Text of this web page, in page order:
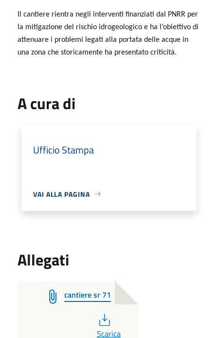
Il cantiere rientra negli interventi finanziati dal PNRR per
la mitigazione del rischio idrogeologico e ha l’obiettivo di
attenuare i problemi legati alla portata delle acque in
una zona che storicamente ha presentato criticità.
A cura di
Ufficio Stampa
VAI ALLA PAGINA
Allegati
cantiere sr 71
PDF
Scarica